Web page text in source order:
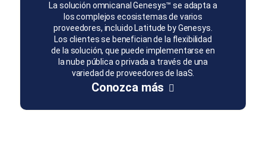
La solución omnicanal Genesys™ se adapta a
los complejos ecosistemas de varios
proveedores, incluido Latitude by Genesys.
Los clientes se benefician de la flexibilidad
de la solución, que puede implementarse en
la nube pública o privada a través de una
variedad de proveedores de IaaS.
Conozca más